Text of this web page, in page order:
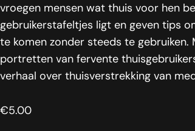
vroegen mensen wat thuis voor hen
gebruikerstafeltjes ligt en geven tips
te komen zonder steeds te gebruiken.
portretten van fervente
verhaal over thuisverstrekking van
€5.00